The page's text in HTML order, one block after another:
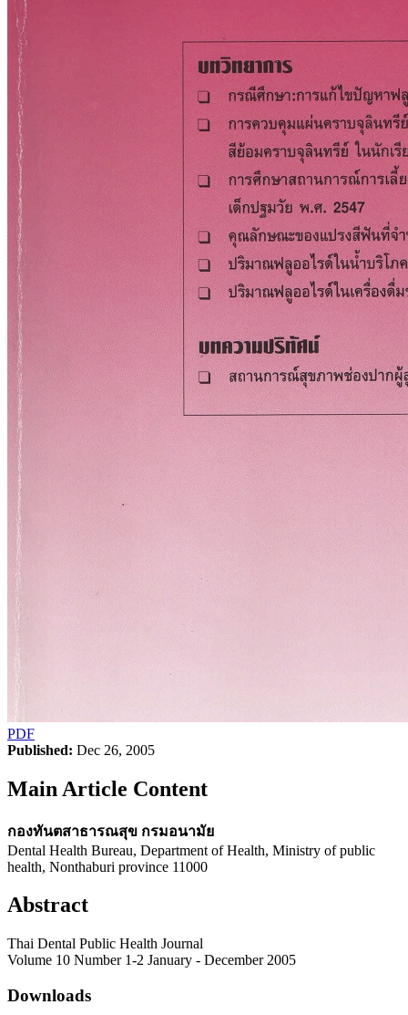
PDF
Published: Dec 26, 2005
Main Article Content
กองทันตสาธารณสุข กรมอนามัย
Dental Health Bureau, Department of Health, Ministry of public
health, Nonthaburi province 11000
Abstract
Thai Dental Public Health Journal
Volume 10 Number 1-2 January - December 2005
Downloads